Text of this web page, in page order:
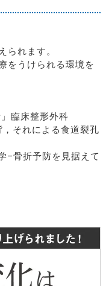
られます。
をうけられる環境を
臨床整形外科
それによる食道裂孔
–骨折予防を見据えて